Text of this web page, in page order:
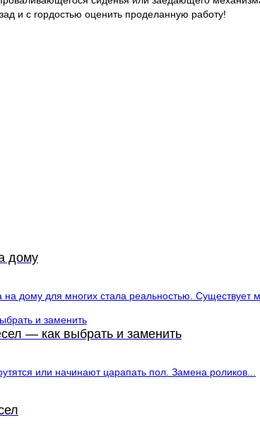
и с гордостью оценить проделанную работу!
дому
дому для многих стала реальностью. Существует
— как выбрать и заменить
или начинают царапать пол. Замена роликов...